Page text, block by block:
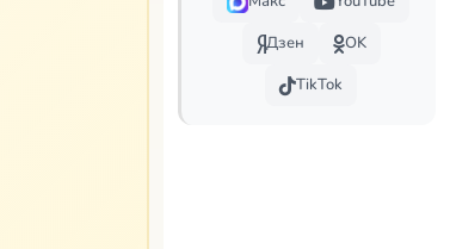
Дзен
OK
TikTok